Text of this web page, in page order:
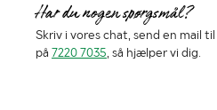
Har du nogen spørgsmål?
Skriv i vores chat, send en mail til
på 7220 7035 , så hjælper vi dig.